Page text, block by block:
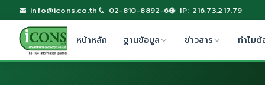
info@icons.co.th 02-810-8892-6 IP: 216.73.217.79
หน้าหลัก ฐานข้อมูล ข่าวสาร ทำไมต้